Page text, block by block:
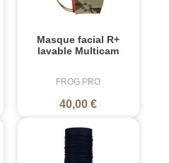
Masque facial R+
lavable Multicam
FROG.PRO
40,00 €